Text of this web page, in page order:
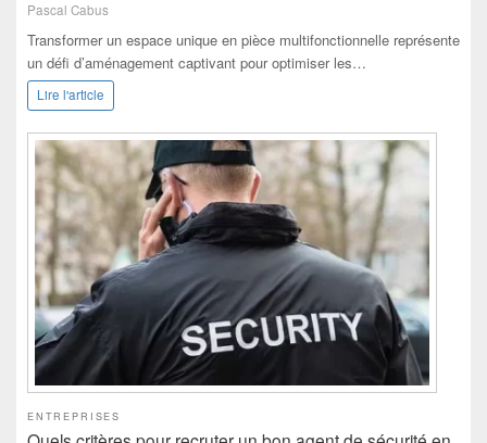
Pascal Cabus
Transformer un espace unique en pièce multifonctionnelle représente
un défi d’aménagement captivant pour optimiser les…
Lire l'article
ENTREPRISES